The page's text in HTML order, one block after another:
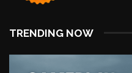
TRENDING NOW